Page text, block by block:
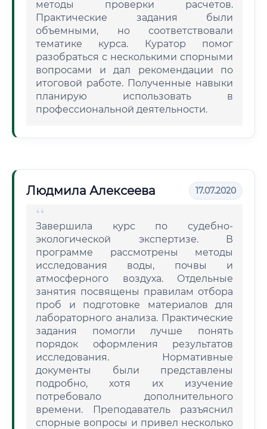
методы проверки расчетов.
Практические задания были
объемными, но соответствовали
тематике курса. Куратор помог
разобраться с несколькими спорными
вопросами и дал рекомендации по
итоговой работе. Полученные навыки
планирую использовать в
профессиональной деятельности.
Людмила Алексеева 17.07.2020
Завершила курс по судебно-
экологической экспертизе. В
программе рассмотрены методы
исследования воды, почвы и
атмосферного воздуха. Отдельные
занятия посвящены правилам отбора
проб и подготовке материалов для
лабораторного анализа. Практические
задания помогли лучше понять
порядок оформления результатов
исследования. Нормативные
документы были представлены
подробно, хотя их изучение
потребовало дополнительного
времени. Преподаватель разъяснил
спорные вопросы и привел несколько